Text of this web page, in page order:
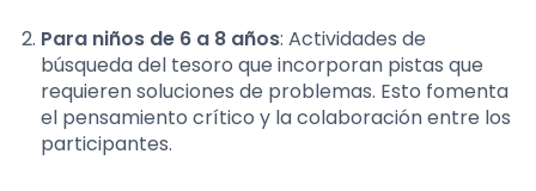
Para niños de 6 a 8 años: Actividades de
búsqueda del tesoro que incorporan pistas que
requieren soluciones de problemas. Esto fomenta
el pensamiento crítico y la colaboración entre los
participantes.